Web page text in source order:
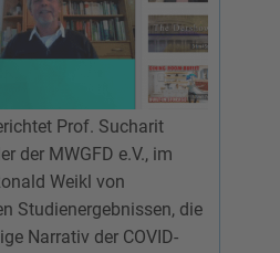
Prof. Sucharit
der MWGFD e.V., im
Weikl von
Studienergebnissen, die
Narrativ der COVID-